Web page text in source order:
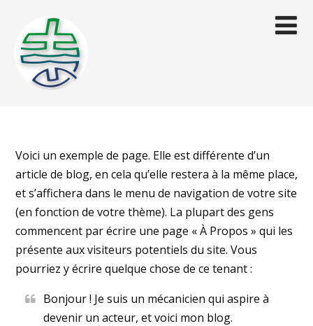
Voici un exemple de page. Elle est différente d’un
article de blog, en cela qu’elle restera à la même place,
et s’affichera dans le menu de navigation de votre site
(en fonction de votre thème). La plupart des gens
commencent par écrire une page « À Propos » qui les
présente aux visiteurs potentiels du site. Vous
pourriez y écrire quelque chose de ce tenant :
Bonjour ! Je suis un mécanicien qui aspire à
devenir un acteur, et voici mon blog.